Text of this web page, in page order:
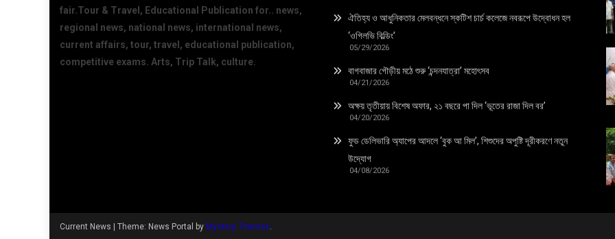
fair.Tour & Travel, Educational Publication for.. news,
regional news, national news, international news,
current affairs, tour, travel, educational publication,
competitive exams. Arts, Trip Talk, culture.
ঐতিহ্য ও আধুনিকতার মেলবন্ধনে স্কটিশ চার্চ কলেজে নবরূপে উদ্বোধন হল
‘ওগিলভি বিল্ডিং’
05/29/2026
বাগবাজার গৌড়ীয় মঠে শুরু ‘চন্দনযাত্রা’ মহোৎসব
04/21/2026
অক্ষয় তৃতীয়ায় বিশেষ অফার, ২১ বছরে পা দিল ‘ভূতের রাজা দিল বর’
04/20/2026
ফুড ডেলিভারি অ্যাপের আদলে ‘বুক আ মিল’, শিশুদের অপুষ্টি দূরীকরণে নতুন
উদ্যোগ
04/08/2026
Current News Theme: News Portal by Mystery Themes.